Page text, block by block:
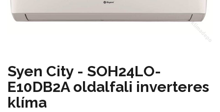
Syen City - SOH24LO-
E10DB2A oldalfali inverteres
klíma